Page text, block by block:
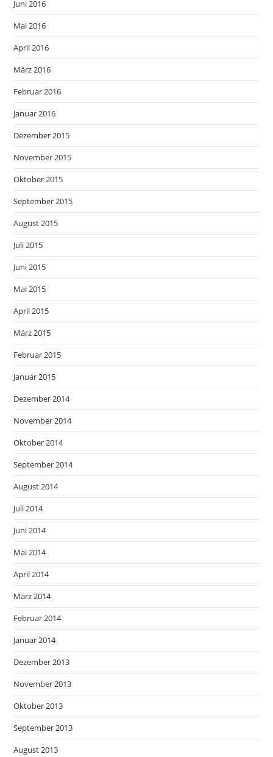
Juni 2016
Mai 2016
April 2016
März 2016
Februar 2016
Januar 2016
Dezember 2015
November 2015
Oktober 2015
September 2015
August 2015
Juli 2015
Juni 2015
Mai 2015
April 2015
März 2015
Februar 2015
Januar 2015
Dezember 2014
November 2014
Oktober 2014
September 2014
August 2014
Juli 2014
Juni 2014
Mai 2014
April 2014
März 2014
Februar 2014
Januar 2014
Dezember 2013
November 2013
Oktober 2013
September 2013
August 2013